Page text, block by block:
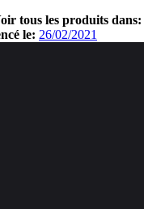
tous les produits dans:
le: 26/02/2021